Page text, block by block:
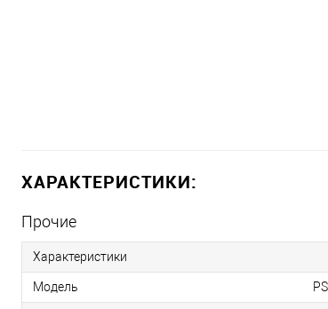
ХАРАКТЕРИСТИКИ:
Прочие
Характеристики
Модель